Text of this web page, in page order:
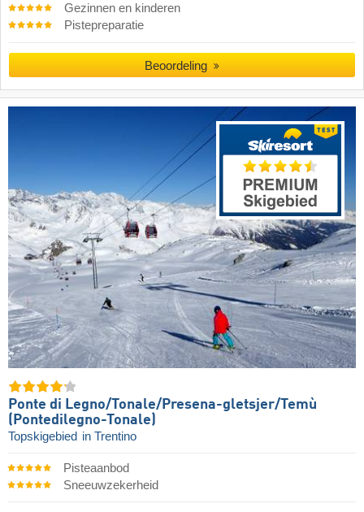
Gezinnen en kinderen
Pistepreparatie
Beoordeling
Ponte di Legno/​​Tonale/​​Presena-gletsjer/​​Temù
(Pontedilegno-Tonale)
Topskigebied in Trentino
Pisteaanbod
Sneeuwzekerheid